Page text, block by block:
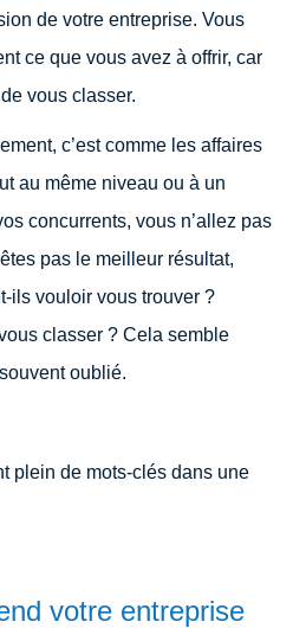
de votre entreprise. Vous
ce que vous avez à offrir, car
vous classer.
c’est comme les affaires
au même niveau ou à un
concurrents, vous n’allez pas
pas le meilleur résultat,
ils vouloir vous trouver ?
classer ? Cela semble
oublié.
votre entreprise